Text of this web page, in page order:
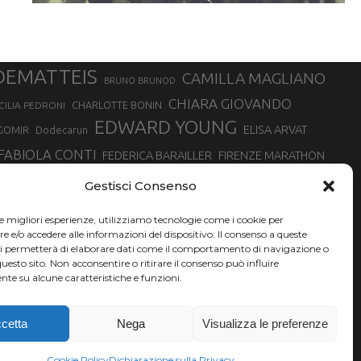
Gestisci Consenso
migliori esperienze, utilizziamo tecnologie come i cookie per
e/o accedere alle informazioni del dispositivo. Il consenso a queste
permetterà di elaborare dati come il comportamento di navigazione o
sito. Non acconsentire o ritirare il consenso può influire
su alcune caratteristiche e funzioni.
Nega Visualizza le preferenze
BRUNO BRUNOD CAMILLA MAGLIANO
PEDRONI CHARLOTTE BONIN CHIARA GIOVANDO
Dodecarun EDWARD YOUNG ELISA ARVAT
FABIOLA CONTI FEDERICA BARAILLER FIRENZE MARATHON
GIOVANNA EPIS GIULIANO CAVALLO
DI TORINO MARATONINA MARCELLA BELLETTI MARCO OLMO
MONVISO VERTICAL RACE NADIA BATTOCLETTI
BONALDI SILVIA RAMPAZZO
CHEVRIER YEMAN CRIPPA